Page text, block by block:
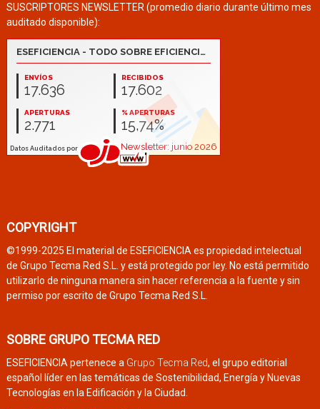
SUSCRIPTORES NEWSLETTER (promedio diario durante último mes
auditado disponible):
COPYRIGHT
©1999-2025 El material de ESEFICIENCIA es propiedad intelectual
de Grupo Tecma Red S.L. y está protegido por ley. No está permitido
utilizarlo de ninguna manera sin hacer referencia a la fuente y sin
permiso por escrito de Grupo Tecma Red S.L.
SOBRE GRUPO TECMA RED
ESEFICIENCIA pertenece a Grupo Tecma Red, el grupo editorial
español líder en las temáticas de Sostenibilidad, Energía y Nuevas
Tecnologías en la Edificación y la Ciudad.